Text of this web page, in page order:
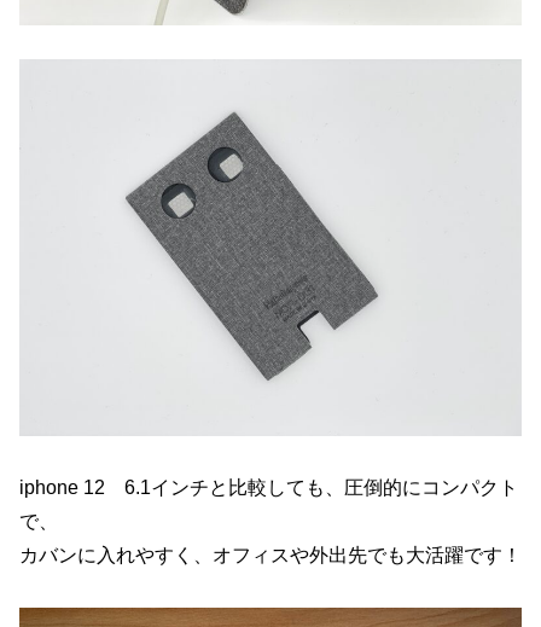
iphone 12 6.1インチと比較しても、圧倒的にコンパクト
で、
カバンに入れやすく、オフィスや外出先でも大活躍です！